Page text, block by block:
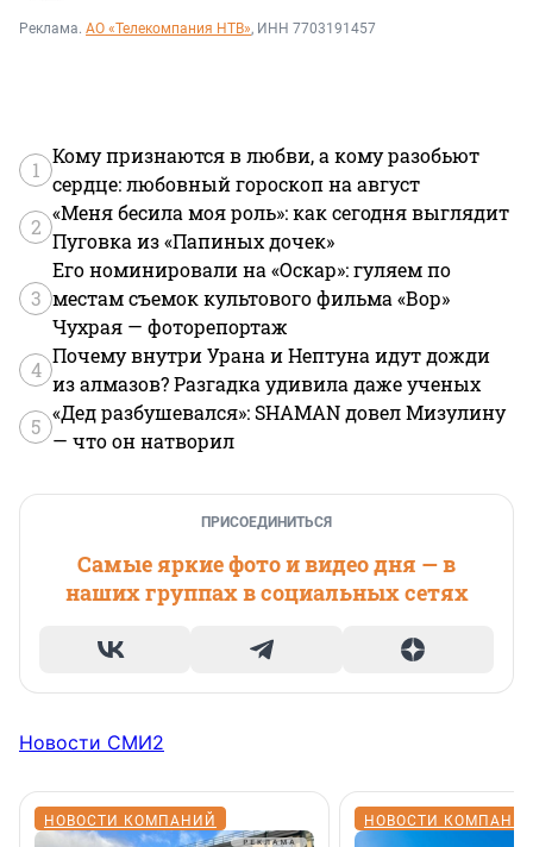
Реклама. АО «Телекомпания НТВ», ИНН 7703191457
1
Кому признаются в любви, а кому разобьют
сердце: любовный гороскоп на август
2
«Меня бесила моя роль»: как сегодня выглядит
Пуговка из «Папиных дочек»
3
Его номинировали на «Оскар»: гуляем по
местам съемок культового фильма «Вор»
Чухрая — фоторепортаж
4
Почему внутри Урана и Нептуна идут дожди
из алмазов? Разгадка удивила даже ученых
5
«Дед разбушевался»: SHAMAN довел Мизулину
— что он натворил
ПРИСОЕДИНИТЬСЯ
Самые яркие фото и видео дня — в
наших группах в социальных сетях
Новости СМИ2
НОВОСТИ КОМПАНИЙ НОВОСТИ